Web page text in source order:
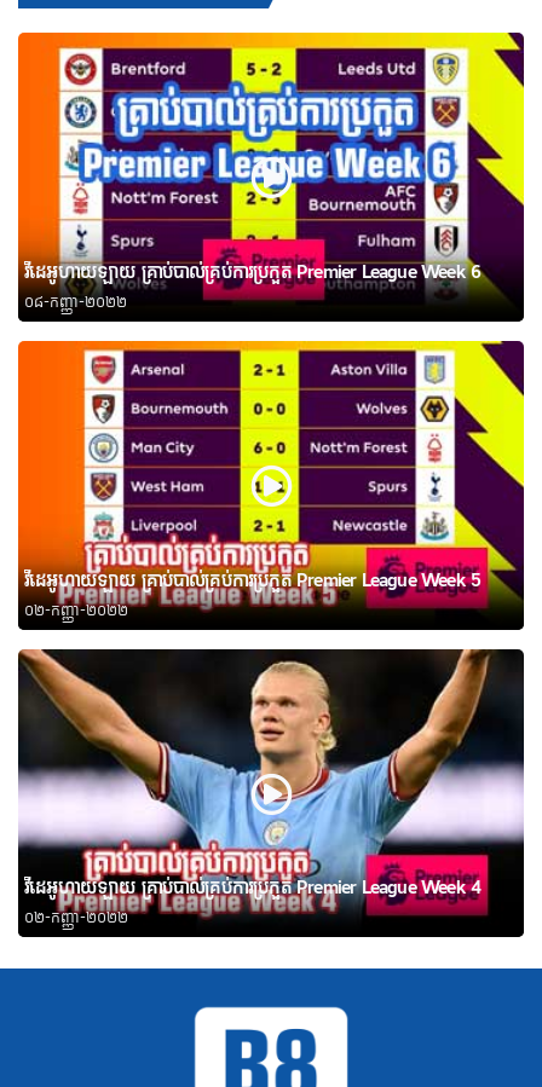
វីដេអូហាយឡាយ គ្រាប់បាល់គ្រប់ការប្រកួត Premier League Week 6
០៨-កញ្ញា-២០២២
វីដេអូហាយឡាយ គ្រាប់បាល់គ្រប់ការប្រកួត Premier League Week 5
០២-កញ្ញា-២០២២
វីដេអូហាយឡាយ គ្រាប់បាល់គ្រប់ការប្រកួត Premier League Week 4
០២-កញ្ញា-២០២២